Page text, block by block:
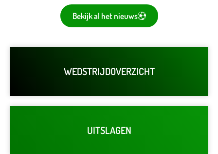
Bekijk al het nieuws
WEDSTRIJDOVERZICHT
UITSLAGEN